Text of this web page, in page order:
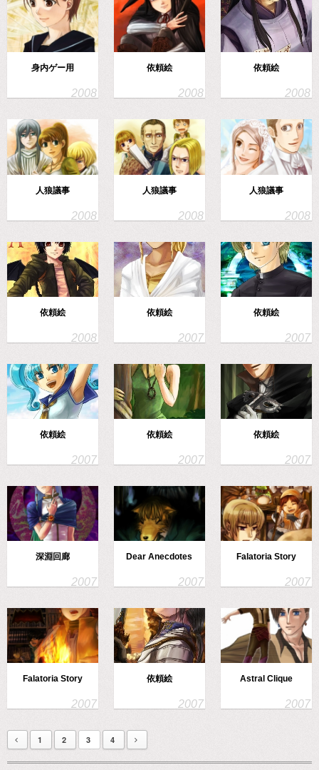
身内ゲー用 依頼絵 依頼絵
人狼議事 人狼議事 人狼議事
依頼絵 依頼絵 依頼絵
依頼絵 依頼絵 依頼絵
深淵回廊 Dear Anecdotes Falatoria Story
Falatoria Story 依頼絵 Astral Clique
1 2 3 4